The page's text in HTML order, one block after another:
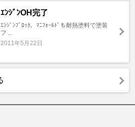
ｴﾝｼﾞﾝOH完了
ｴﾝｼﾞﾝﾌﾞﾛｯｸ、ﾏﾆﾌｫｰﾙﾄﾞも耐熱塗料で塗装
フ ...
2011年5月22日